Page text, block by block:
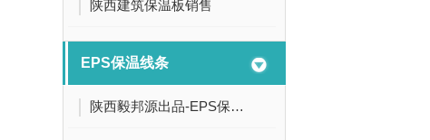
陕西建筑保温板销售
EPS保温线条
陕西毅邦源出品-EPS保温线条3